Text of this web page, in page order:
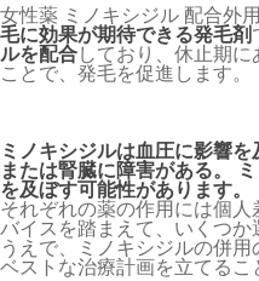
女性薬 ミノキシジル 配合外
毛に効果が期待できる発毛剤
ルを配合しており、休止期
ことで、発毛を促進します。
ミノキシジルは血圧に影響
または腎臓に障害がある。
を及ぼす可能性があります。
それぞれの薬の作用には個
バイスを踏まえて、いくつ
うえで、ミノキシジルの併用
ベストな治療計画を立てるこ